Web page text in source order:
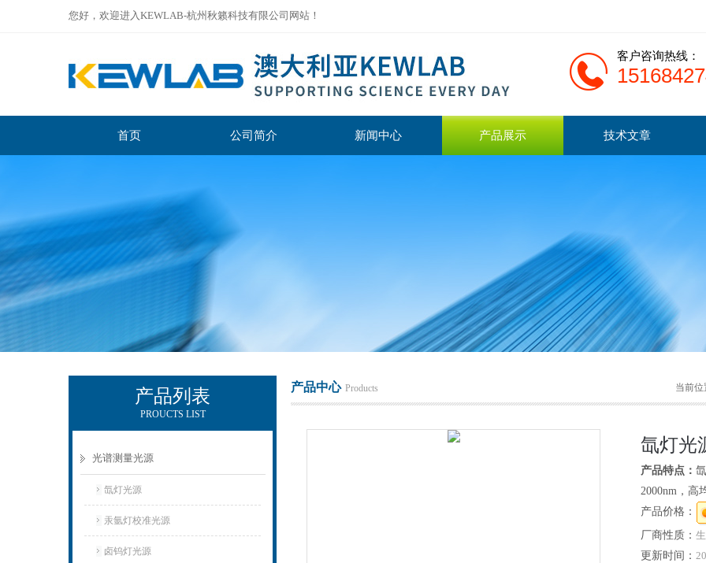
您好，欢迎进入KEWLAB-杭州秋籁科技有限公司网站！
客户咨询热线：
首页 公司简介 新闻中心 产品展示 技术文章
产品列表
PROUCTS LIST
光谱测量光源
氙灯光源
汞氩灯校准光源
卤钨灯光源
产品中心 Products 当前位
氙灯光
产品特点：
2000nm，高
产品价格：
厂商性质：
更新时间：